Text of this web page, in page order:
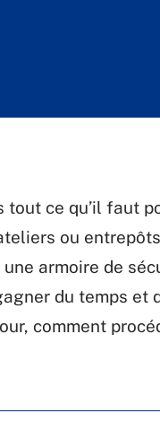
tout ce qu’il faut
ou
armoire de
du temps
comment